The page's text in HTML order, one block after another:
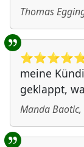
Thomas
⭐⭐⭐⭐⭐
meine
geklappt,
Manda Baotic,